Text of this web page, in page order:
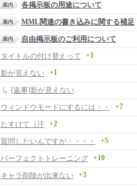
各掲示板の用途について
MML関連の書き込みに関する補足
自由掲示板のご利用について
タイトルの付け替えって
+1
影が見えない +1
[返事]影が見えない
ウィンドウモードにするには・・
+7
たすけて（汗 +2
質問したいんですが・・・・ +5
パーフェクトトレーニング +10
キャラ削除が出来ない +3